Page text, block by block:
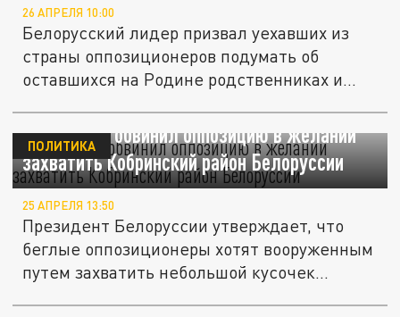
26 АПРЕЛЯ 10:00
Белорусский лидер призвал уехавших из
страны оппозиционеров подумать об
оставшихся на Родине родственниках и...
Лукашенко обвинил оппозицию в желании
захватить Кобринский район Белоруссии
ПОЛИТИКА
25 АПРЕЛЯ 13:50
Президент Белоруссии утверждает, что
беглые оппозиционеры хотят вооруженным
путем захватить небольшой кусочек...